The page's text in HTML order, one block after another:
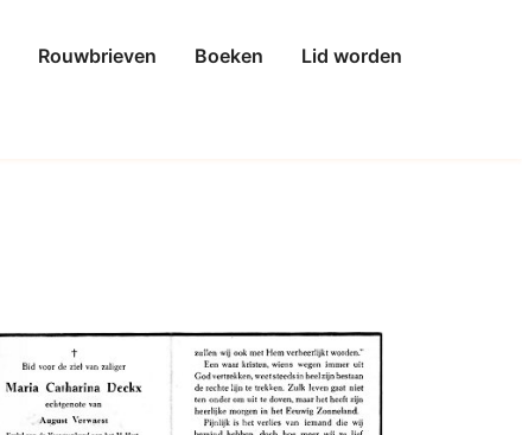
Rouwbrieven Boeken
Lid worden